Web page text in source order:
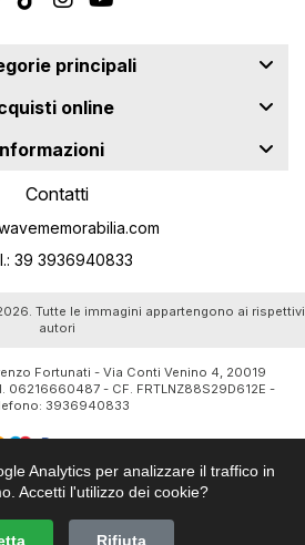
Analytics per analizzare il traffico in
Accetti l'utilizzo dei cookie?
Rifiuta
principali
online
Contatti
39 3936940833
Tutte le immagini appartengono ai rispettivi
autori
Fortunati - Via Conti Venino 4, 20019
06216660487 - CF. FRTLNZ88S29D612E -
3936940833